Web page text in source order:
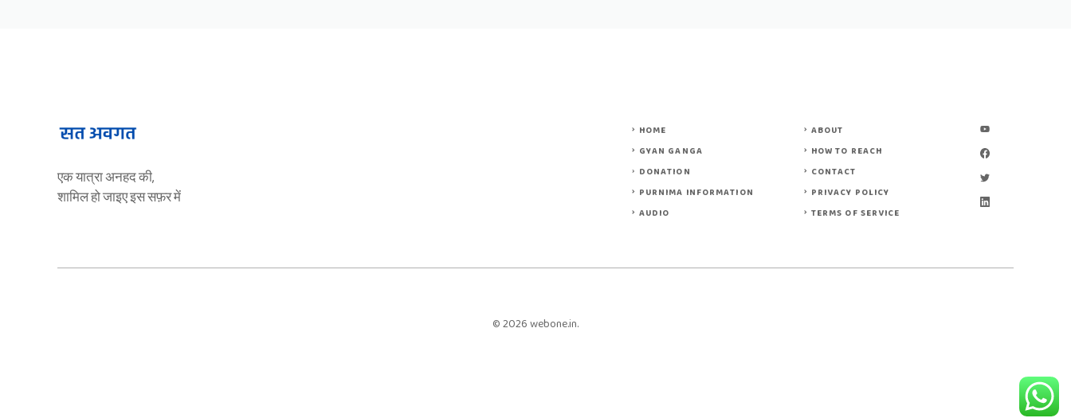
एक यात्रा अनहद की,
शामिल हो जाइए इस सफ़र में
HOME
GYAN GANGA
DONATION
PURNIMA INFORMATION
AUDIO
ABOUT
HOW TO REACH
CONTACT
PRIVACY POLICY
TERMS OF SERVICE
© 2026 webone.in.